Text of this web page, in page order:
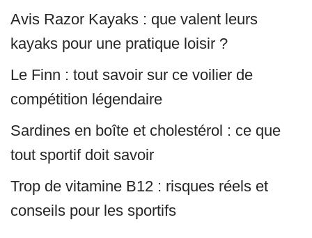
Avis Razor Kayaks : que valent leurs
kayaks pour une pratique loisir ?
Le Finn : tout savoir sur ce voilier de
compétition légendaire
Sardines en boîte et cholestérol : ce que
tout sportif doit savoir
Trop de vitamine B12 : risques réels et
conseils pour les sportifs